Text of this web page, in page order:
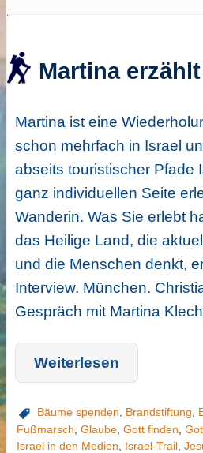
Martina
Martina ist eine
schon mehrfach in Israel
abseits touristischer Pfade
ganz individuellen Seite
Wanderin. Was Sie erlebt
das Heilige Land, die
und die Menschen denkt,
Interview. München.
Gespräch mit Martina
Weiterlesen
Bäume spenden Brandstiftung
Fußmarsch Glaube, Gott finden
Israel in den Medien
Israel-Trail,